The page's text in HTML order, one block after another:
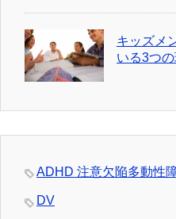
キッズメ
いる3つ
ADHD 注意欠陥多動性
DV